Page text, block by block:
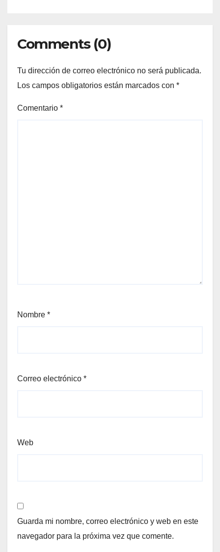
Comments (0)
Tu dirección de correo electrónico no será publicada.
Los campos obligatorios están marcados con *
Comentario *
Nombre *
Correo electrónico *
Web
Guarda mi nombre, correo electrónico y web en este
navegador para la próxima vez que comente.